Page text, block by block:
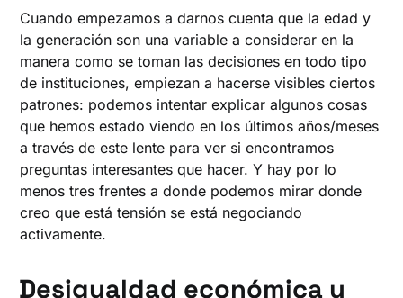
Cuando empezamos a darnos cuenta que la edad y
la generación son una variable a considerar en la
manera como se toman las decisiones en todo tipo
de instituciones, empiezan a hacerse visibles ciertos
patrones: podemos intentar explicar algunos cosas
que hemos estado viendo en los últimos años/meses
a través de este lente para ver si encontramos
preguntas interesantes que hacer. Y hay por lo
menos tres frentes a donde podemos mirar donde
creo que está tensión se está negociando
activamente.
Desigualdad económica y